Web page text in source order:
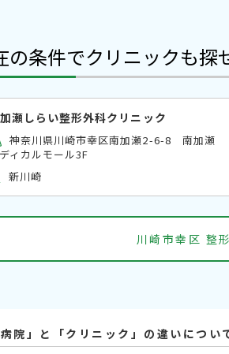
の条件でクリニックも探
瀬しらい整形外科クリニック
神奈川県川崎市幸区南加瀬2-6-8 南加瀬
ィカルモール3F
新川崎
川崎市幸区 整
病院」と「クリニック」の違いについ